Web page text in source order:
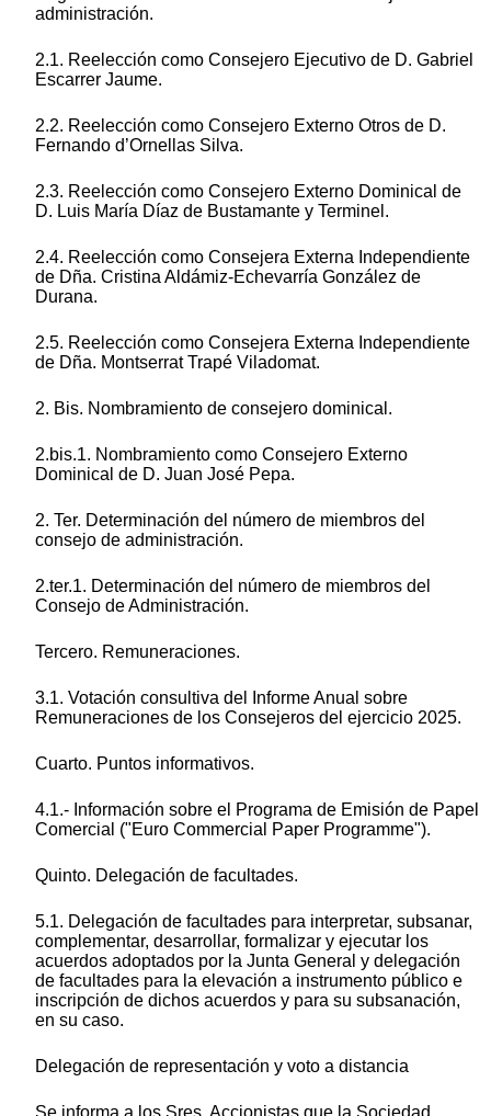
administración.
2.1. Reelección como Consejero Ejecutivo de D. Gabriel
Escarrer Jaume.
2.2. Reelección como Consejero Externo Otros de D.
Fernando d’Ornellas Silva.
2.3. Reelección como Consejero Externo Dominical de
D. Luis María Díaz de Bustamante y Terminel.
2.4. Reelección como Consejera Externa Independiente
de Dña. Cristina Aldámiz-Echevarría González de
Durana.
2.5. Reelección como Consejera Externa Independiente
de Dña. Montserrat Trapé Viladomat.
2. Bis. Nombramiento de consejero dominical.
2.bis.1. Nombramiento como Consejero Externo
Dominical de D. Juan José Pepa.
2. Ter. Determinación del número de miembros del
consejo de administración.
2.ter.1. Determinación del número de miembros del
Consejo de Administración.
Tercero. Remuneraciones.
3.1. Votación consultiva del Informe Anual sobre
Remuneraciones de los Consejeros del ejercicio 2025.
Cuarto. Puntos informativos.
4.1.- Información sobre el Programa de Emisión de Papel
Comercial ("Euro Commercial Paper Programme").
Quinto. Delegación de facultades.
5.1. Delegación de facultades para interpretar, subsanar,
complementar, desarrollar, formalizar y ejecutar los
acuerdos adoptados por la Junta General y delegación
de facultades para la elevación a instrumento público e
inscripción de dichos acuerdos y para su subsanación,
en su caso.
Delegación de representación y voto a distancia
Se informa a los Sres. Accionistas que la Sociedad